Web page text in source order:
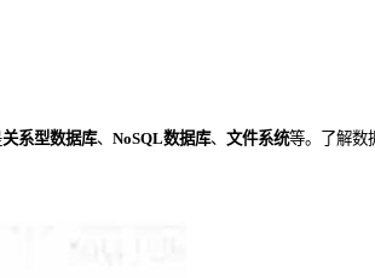
关系型数据库、 NoSQL数据库、 文件系统等。了解数